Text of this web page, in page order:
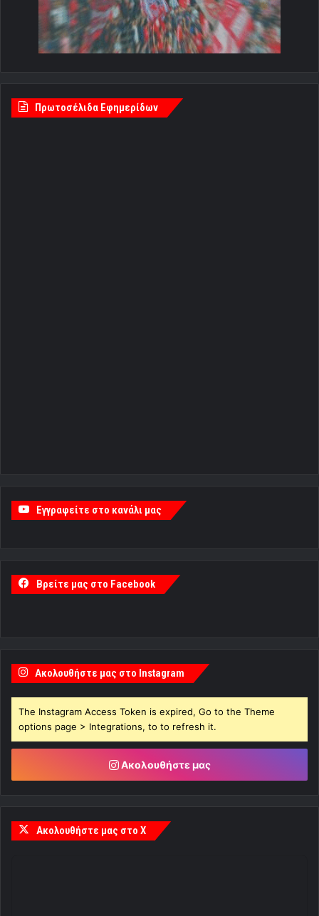
Πρωτοσέλιδα Εφημερίδων
Εγγραφείτε στο κανάλι μας
Βρείτε μας στο Facebook
Ακολουθήστε μας στο Instagram
The Instagram Access Token is expired, Go to the Theme
options page > Integrations, to to refresh it.
Ακολουθήστε μας
Ακολουθήστε μας στο X